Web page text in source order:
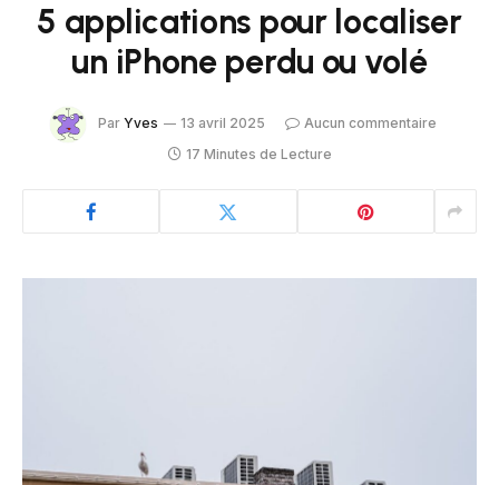
5 applications pour localiser
un iPhone perdu ou volé
Par Yves 13 avril 2025
Aucun commentaire
17 Minutes de Lecture